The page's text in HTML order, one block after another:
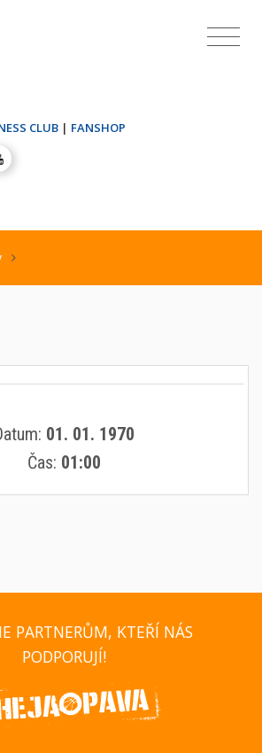
CLUB | FANSHOP
01. 01. 1970
Čas: 01:00
PARTNERŮM, KTEŘÍ NÁS
PODPORUJÍ!